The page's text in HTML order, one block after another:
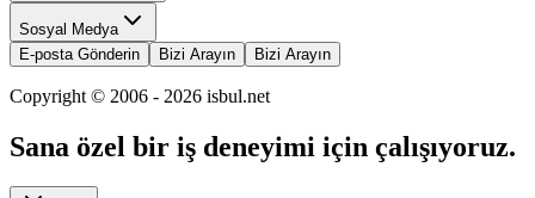
Sosyal Medya
E-posta Gönderin
Bizi Arayın Bizi Arayın
Copyright © 2006 - 2026 isbul.net
Sana özel bir iş deneyimi için çalışıyoruz.